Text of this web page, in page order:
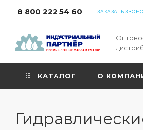
8 800 222 54 60 ЗАКАЗАТЬ
КАТАЛОГ О